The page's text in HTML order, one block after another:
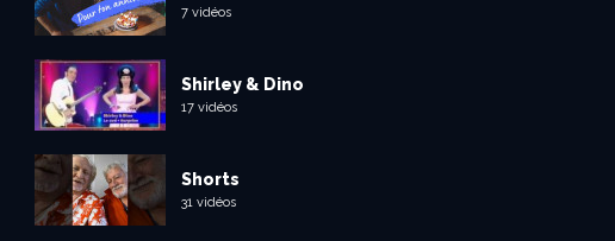
7 vidéos
Shirley & Dino
17 vidéos
Shorts
31 vidéos